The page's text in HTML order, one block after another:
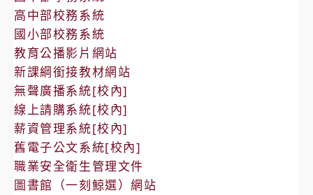
高中部校務系統
國小部校務系統
教育公播影片網站
新課綱銜接教材網站
無聲廣播系統[校內]
線上請購系統[校內]
薪資管理系統[校內]
舊電子公文系統[校內]
職業安全衛生管理文件
圖書館（一刻鯨選）網站